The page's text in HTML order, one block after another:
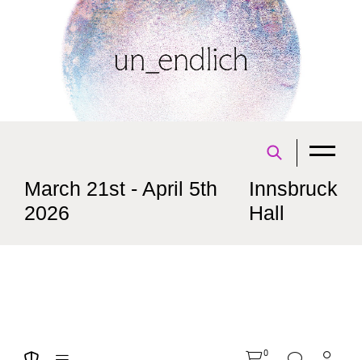
March 21st - April 5th
2026
Innsbruck
Hall